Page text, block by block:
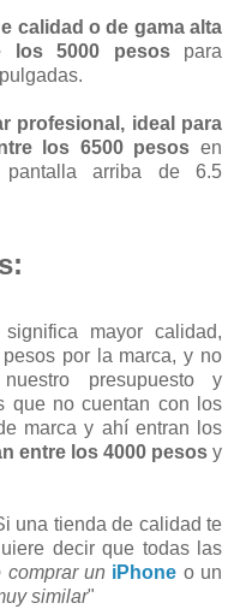
calidad o de gama alta
los 5000 pesospara
profesional, ideal para
los 6500 pesos en
pantalla arriba de 6.5
mayor calidad,
por la marca, y no
presupuesto y
que no cuentan con los
marca y ahí entran los
entre los 4000 pesos y
una tienda de calidad te
decir que todas las
comprar un iPhone o un
similar"